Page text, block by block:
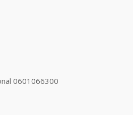
0601066300